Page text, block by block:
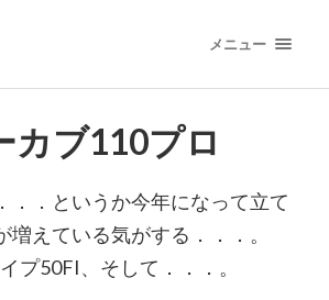
メニュー
カブ110プロ
．．というか今年になって立て
増えている気がする．．．。
プ50FI、そして．．．。